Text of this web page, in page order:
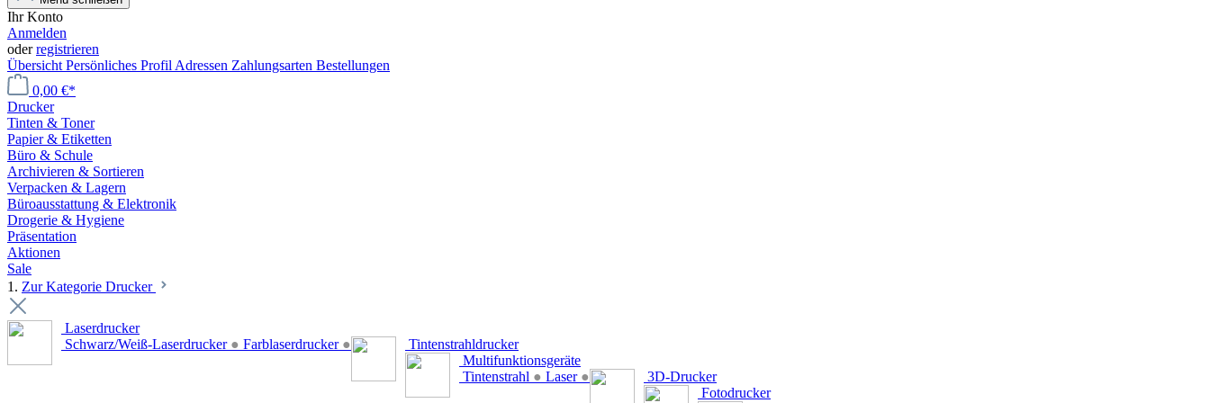
Ihr Konto
Anmelden
oderregistrieren
Übersicht Persönliches Profil Adressen Zahlungsarten Bestellungen
0,00 €*
Drucker
Tinten & Toner
Papier & Etiketten
Büro & Schule
Archivieren & Sortieren
Verpacken & Lagern
Büroausstattung & Elektronik
Drogerie & Hygiene
Präsentation
Aktionen
Sale
1. Zur Kategorie Drucker
Laserdrucker
Schwarz/Weiß-Laserdrucker ● Farblaserdrucker ●
Tintenstrahldrucker
Multifunktionsgeräte
Tintenstrahl ● Laser ●
3D-Drucker
Fotodrucker